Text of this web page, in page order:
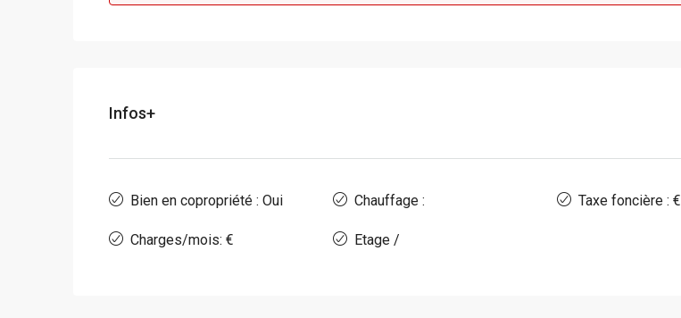
Infos+
Bien en copropriété : Oui
Charges/mois: €
Chauffage :
Etage /
Taxe foncière : €